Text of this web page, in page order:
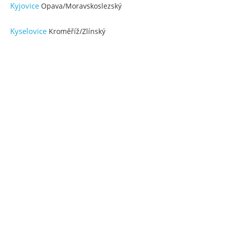
Kyjovice Opava/Moravskoslezský
Kyselovice Kroměříž/Zlínský